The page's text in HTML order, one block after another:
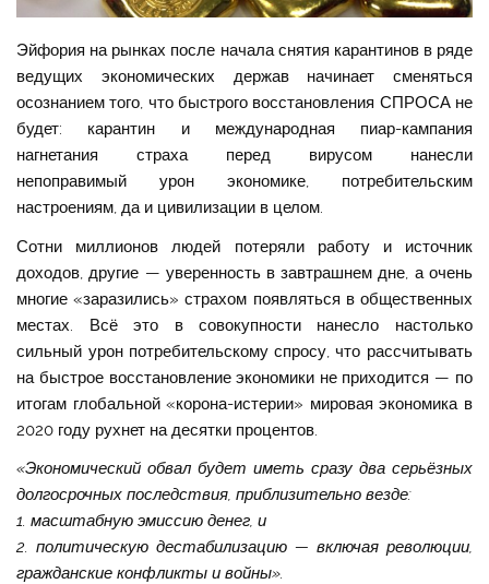
Эйфория на рынках после начала снятия карантинов в ряде
ведущих экономических держав начинает сменяться
осознанием того, что быстрого восстановления СПРОСА не
будет: карантин и международная пиар-кампания
нагнетания страха перед вирусом нанесли
непоправимый урон экономике, потребительским
настроениям, да и цивилизации в целом.
Сотни миллионов людей потеряли работу и источник
доходов, другие — уверенность в завтрашнем дне, а очень
многие «заразились» страхом появляться в общественных
местах. Всё это в совокупности нанесло настолько
сильный урон потребительскому спросу, что рассчитывать
на быстрое восстановление экономики не приходится — по
итогам глобальной «корона-истерии» мировая экономика в
2020 году рухнет на десятки процентов.
«Экономический обвал будет иметь сразу два серьёзных
долгосрочных последствия, приблизительно везде:
1. масштабную эмиссию денег, и
2. политическую дестабилизацию — включая революции,
гражданские конфликты и войны».